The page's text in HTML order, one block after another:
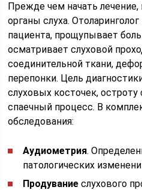
Прежде чем начать
органы слуха.
пациента, прощупывает
осматривает слуховой
соединительной ткани,
перепонки. Цель
слуховых косточек, остроту
спаечный процесс. В
обследования:
Аудиометрия.
патологических
Продуваниеслухового